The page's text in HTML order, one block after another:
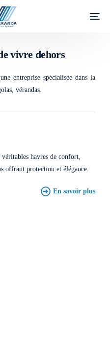
dehors
vivre dehors
entreprise spécialisée dans la
vérandas.
havres de confort,
offrant protection et élégance.
En savoir plus